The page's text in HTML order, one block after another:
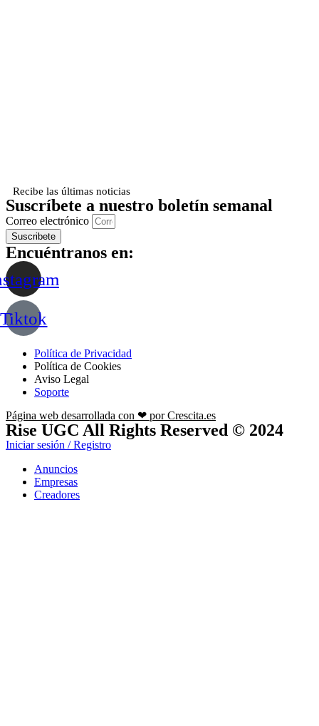
Recibe las últimas noticias
Suscríbete a nuestro boletín semanal
Correo electrónico
Suscribete
Encuéntranos en:
Tiktok
Política de Privacidad
Política de Cookies
Aviso Legal
Soporte
Página web desarrollada con ❤ por Crescita.es
Rise UGC All Rights Reserved © 2024
Iniciar sesión / Registro
Anuncios
Empresas
Creadores